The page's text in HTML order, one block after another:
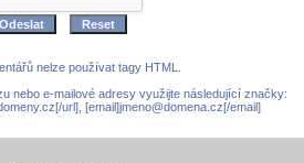
nelze používat tagy HTML.
nebo e-mailové adresy využijte následující značky:
url], [email]jmeno@domena.cz[/email]